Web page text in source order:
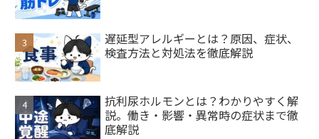
遅延型アレルギーとは？原因、症状、
検査方法と対処法を徹底解説
抗利尿ホルモンとは？わかりやすく解
説。働き・影響・異常時の症状まで徹
底解説